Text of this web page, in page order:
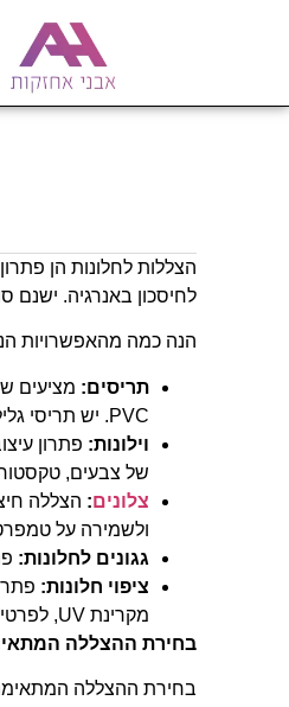
הצללות לחלונות הן
לחיסכון באנרגיה. ישנם
הנה כמה מהאפשרויות
תריסים: מציעים
PVC. יש תריסי גלילה, תריסי ונציאנים ותריסי הזזה.
וילונות: פתרון
של צבעים,
צלונים: הצללה
ולשמירה על
גגונים לחלונות:
ציפוי חלונות:
מקרינת UV, לפרטיות ולעיצוב.
בחירת ההצללה
בחירת ההצללה